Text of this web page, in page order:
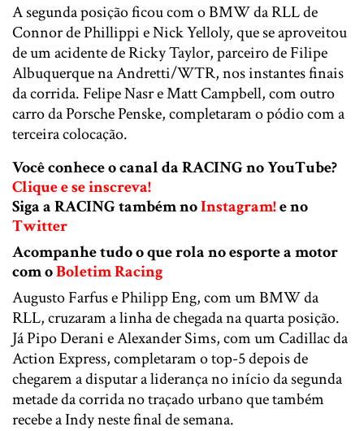
A segunda posição ficou com o BMW da RLL de
Connor de Phillippi e Nick Yelloly, que se aproveitou
de um acidente de Ricky Taylor, parceiro de Filipe
Albuquerque na Andretti/WTR, nos instantes finais
da corrida. Felipe Nasr e Matt Campbell, com outro
carro da Porsche Penske, completaram o pódio com a
terceira colocação.
Você conhece o canal da RACING no YouTube?
Clique e se inscreva!
Siga a RACING também noInstagram!e no
Twitter
Acompanhe tudo o que rola no esporte a motor
com oBoletim Racing
Augusto Farfus e Philipp Eng, com um BMW da
RLL, cruzaram a linha de chegada na quarta posição.
Já Pipo Derani e Alexander Sims, com um Cadillac da
Action Express, completaram o top-5 depois de
chegarem a disputar a liderança no início da segunda
metade da corrida no traçado urbano que também
recebe a Indy neste final de semana.